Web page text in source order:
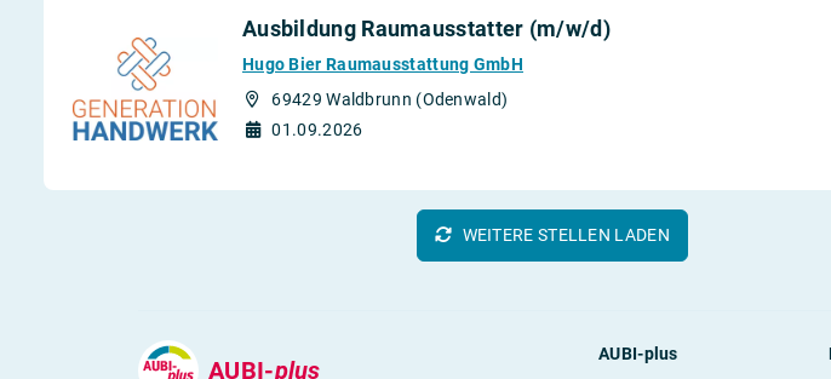
Ausbildung Raumausstatter (m/w/d)
Hugo Bier Raumausstattung GmbH
69429 Waldbrunn (Odenwald)
01.09.2026
WEITERE STELLEN LADEN
AUBI-plus
AUBI-plus